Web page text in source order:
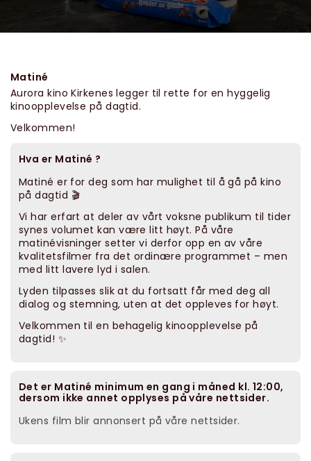
Matiné
Aurora kino Kirkenes legger til rette for en hyggelig
kinoopplevelse på dagtid.
Velkommen!
Hva er Matiné ?
Matiné er for deg som har mulighet til å gå på kino
på dagtid 🎬
Vi har erfart at deler av vårt voksne publikum til tider
synes volumet kan være litt høyt. På våre
matinévisninger setter vi derfor opp en av våre
kvalitetsfilmer fra det ordinære programmet – men
med litt lavere lyd i salen.
Lyden tilpasses slik at du fortsatt får med deg all
dialog og stemning, uten at det oppleves for høyt.
Velkommen til en behagelig kinoopplevelse på
dagtid! ✨
Det er Matiné minimum en gang i måned kl. 12:00,
dersom ikke annet opplyses på våre nettsider.
Ukens film blir annonsert på våre nettsider.